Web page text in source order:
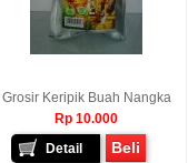
Grosir Keripik Buah Nangka
Rp 10.000
Detail
Beli